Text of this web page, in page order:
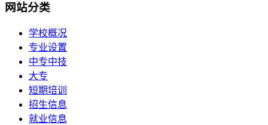
网站分类
学校概况
专业设置
中专中技
大专
短期培训
招生信息
就业信息